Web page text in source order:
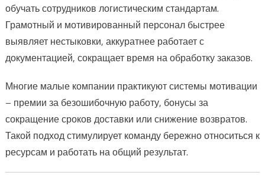
обучать сотрудников логистическим стандартам.
Грамотный и мотивированный персонал быстрее
выявляет нестыковки, аккуратнее работает с
документацией, сокращает время на обработку заказов.
Многие малые компании практикуют системы мотивации
– премии за безошибочную работу, бонусы за
сокращение сроков доставки или снижение возвратов.
Такой подход стимулирует команду бережно относиться к
ресурсам и работать на общий результат.